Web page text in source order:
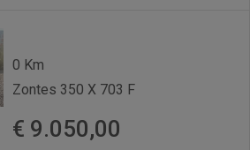
0 Km
Zontes 350 X 703 F
€ 9.050,00